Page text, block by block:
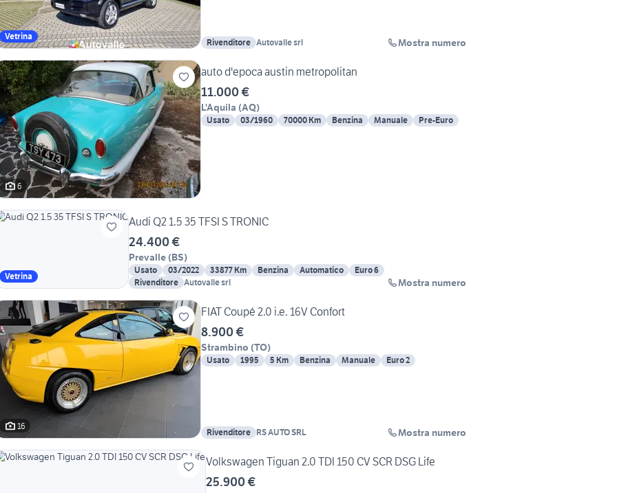
Vetrina
Rivenditore Autovalle srl Mostra numero
6
auto d'epoca austin metropolitan
11.000 €
L'Aquila (AQ)
Usato 03/1960 70000 Km Benzina Manuale Pre-Euro
Vetrina
Audi Q2 1.5 35 TFSI S TRONIC
24.400 €
Prevalle (BS)
Usato 03/2022 33877 Km Benzina Automatico
Euro 6
Rivenditore Autovalle srl Mostra numero
16
FIAT Coupé 2.0 i.e. 16V Confort
8.900 €
Strambino (TO)
Usato 1995 5 Km Benzina Manuale Euro 2
Rivenditore RS AUTO SRL Mostra numero
Volkswagen Tiguan 2.0 TDI 150 CV SCR DSG Life
25.900 €